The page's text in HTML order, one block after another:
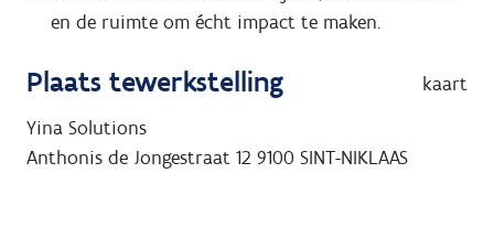
en de ruimte om écht impact te maken.
Plaats tewerkstelling
kaart
Yina Solutions
Anthonis de Jongestraat 12 9100 SINT-NIKLAAS